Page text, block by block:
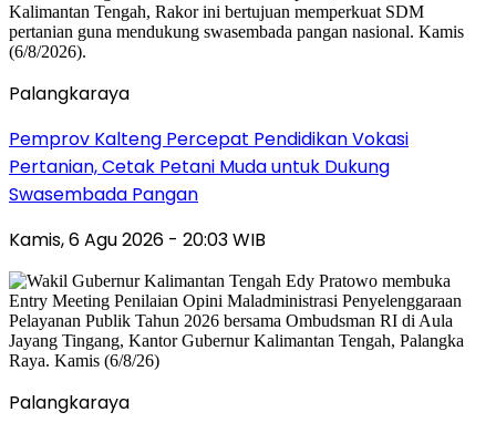
Palangkaraya
Pemprov Kalteng Percepat Pendidikan Vokasi
Pertanian, Cetak Petani Muda untuk Dukung
Swasembada Pangan
Kamis, 6 Agu 2026 - 20:03 WIB
Palangkaraya